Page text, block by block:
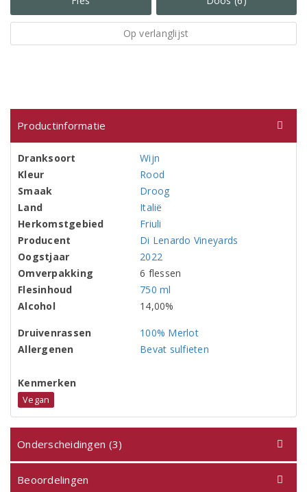
Op verlanglijst
Productinformatie
Dranksoort
Wijn
Kleur
Rood
Smaak
Droog
Land
Italië
Herkomstgebied
Friuli
Producent
Di Lenardo Vineyards
Oogstjaar
2022
Omverpakking
6 flessen
Flesinhoud
750 ml
Alcohol
14,00%
Druivenrassen
100% Merlot
Allergenen
Bevat sulfieten
Kenmerken
Vegan
Onderscheidingen (3)
Beoordelingen